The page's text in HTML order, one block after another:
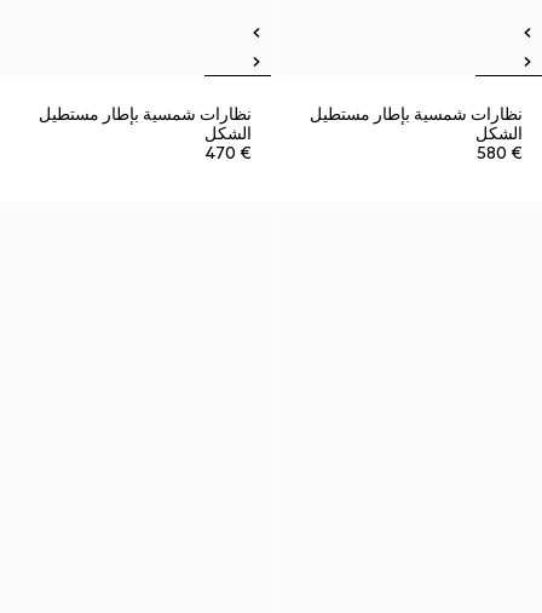
نظارات شمسية بإطار مستطيل
الشكل
€ 580
نظارات شمسية بإطار مستطيل
الشكل
€ 470